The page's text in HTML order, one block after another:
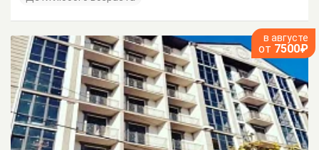
в августе
от 7500₽